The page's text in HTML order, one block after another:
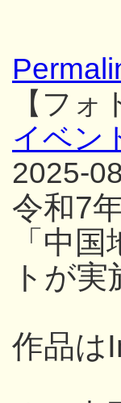
【フ
イベン
2025-
令和7
「中
トが実
作品は